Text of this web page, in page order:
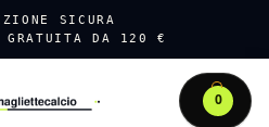
SICURA
GRATUITA DA 120 €
0